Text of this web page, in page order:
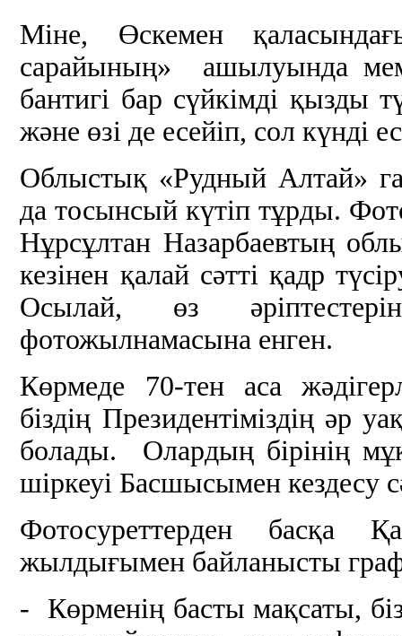
Міне, Өскемен
сарайының» ашылуында
бантигі бар сүйкімді қызды
және өзі де есейіп, сол күнді
Облыстық «Рудный Алтай»
да тосынсый күтіп тұрды.
Нұрсұлтан Назарбаевтың
кезінен қалай сәтті қадр
Осылай, өз
фотожылнамасына енген.
Көрмеде 70-тен аса
біздің Президентіміздің әр
болады. Олардың бірінің
шіркеуі Басшысымен кездесу
Фотосуреттерден басқа
жылдығымен байланысты
- Көрменің басты мақсаты,